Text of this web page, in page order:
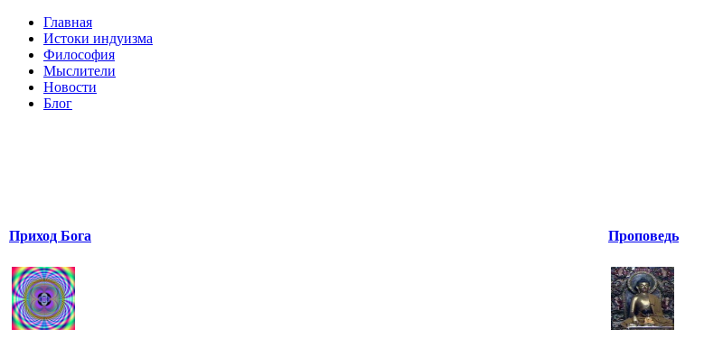
Главная
Истоки индуизма
Философия
Мыслители
Новости
Блог
Приход Бога Проповедь